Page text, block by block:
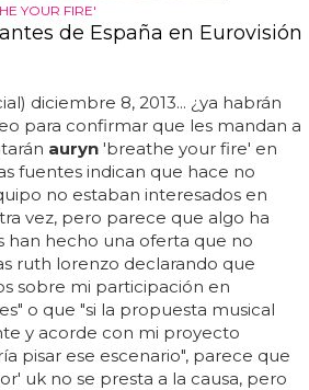
YOUR FIRE'
de España en Eurovisión
diciembre 8, 2013... ¿ya habrán
para confirmar que les mandan a
auryn 'breathe your fire' en
fuentes indican que hace no
no estaban interesados en
vez, pero parece que algo ha
han hecho una oferta que no
ruth lorenzo declarando que
sobre mi participación en
o que "si la propuesta musical
y acorde con mi proyecto
pisar ese escenario", parece que
uk no se presta a la causa, pero